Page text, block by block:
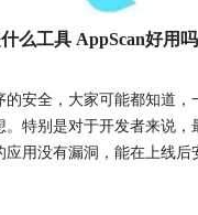
，AppScan便会给出
洞个数，并且根据漏
阶段，我们不仅能发
能针对漏洞进行修
接口安全测试详解
么工具 AppScan好用吗
的安全，大家可能都知道，
。特别是对于开发者来说，
应用没有漏洞，能在上线后
安全扫描工具，AppScan就